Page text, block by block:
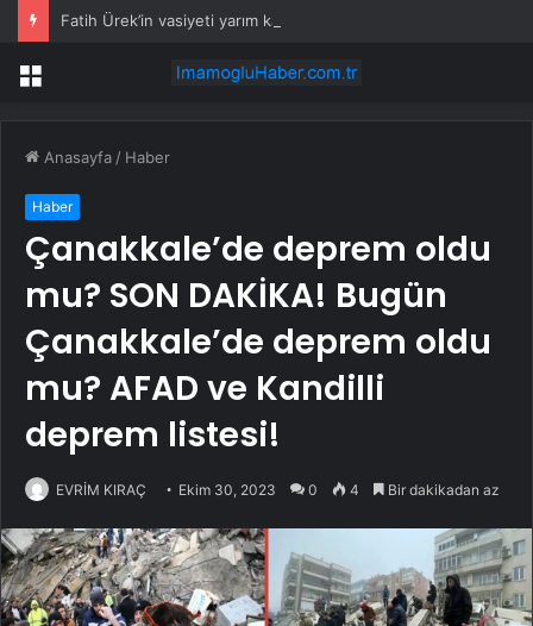
Fatih Ürek’in vasiyeti yarım kaldı
Menü
Anasayfa / Haber
Haber
Çanakkale’de deprem oldu
mu? SON DAKİKA! Bugün
Çanakkale’de deprem oldu
mu? AFAD ve Kandilli
deprem listesi!
EVRİM KIRAÇ Ekim 30, 2023 0 4 Bir dakikadan az